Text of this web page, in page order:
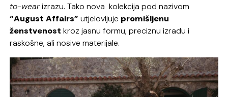
to-wearizrazu. Tako nova kolekcija pod nazivom
“August Affairs” utjelovljuje promišljenu
ženstvenost kroz jasnu formu, preciznu izradu i
raskošne, ali nosive materijale.